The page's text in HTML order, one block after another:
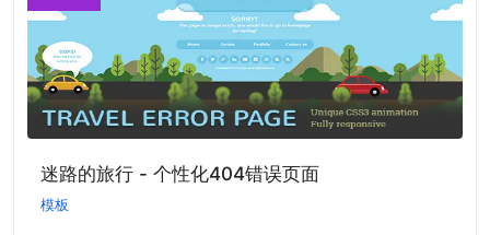
迷路的旅行 - 个性化404错误页面
模板